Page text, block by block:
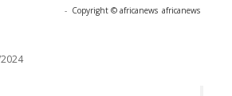
- Copyright © africanews africanews